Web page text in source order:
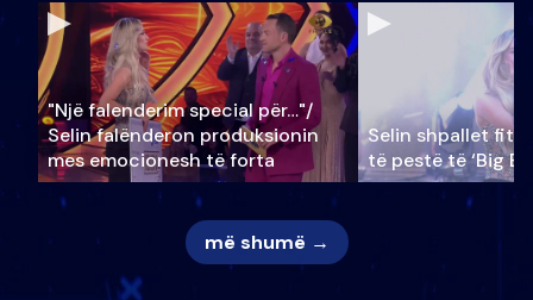
"Një falenderim special për…"/
Selin falënderon produksionin
mes emocionesh të forta
Selin shpallet
të pestë të ‘Big
më shumë →